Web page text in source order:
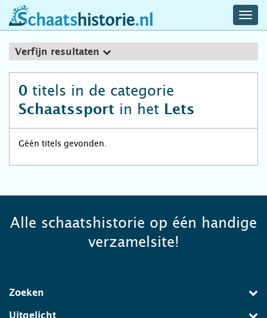
schaatshistorie.nl
Verfijn resultaten
0 titels in de categorie
Schaatssport in het Lets
Géén titels gevonden.
Alle schaatshistorie op één handige
verzamelsite!
Zoeken
Uitgelicht